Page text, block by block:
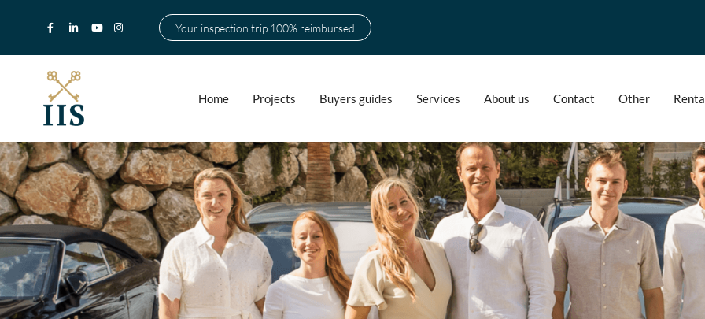
Your inspection trip 100% reimbursed
Home Projects Buyers guides Services About us Contact Other